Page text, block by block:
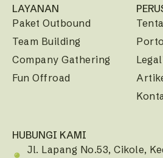
LAYANAN
Paket Outbound
Team Building
Company Gathering
Fun Offroad
HUBUNGI KAMI
Jl. Lapang No.53, Cikole,